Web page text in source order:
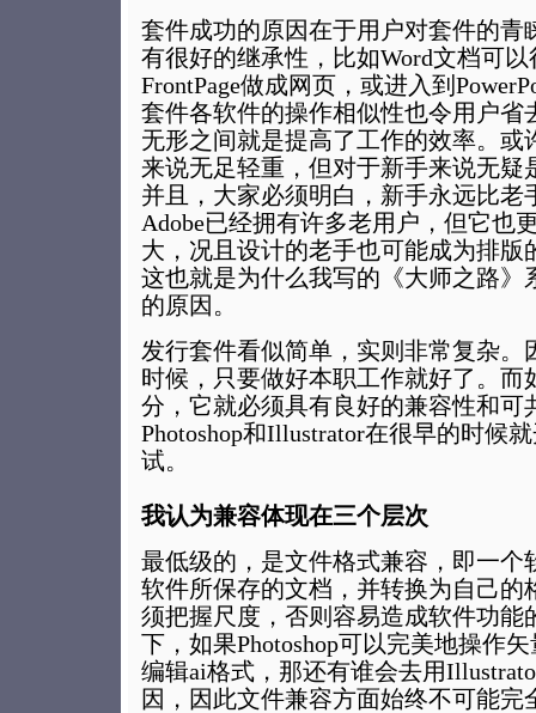
套件成功的原因在于用户对套件的青
有很好的继承性，比如Word文档可
FrontPage做成网页，或进入到
套件各软件的操作相似性也令用户省
无形之间就是提高了工作的效率。或
来说无足轻重，但对于新手来说无疑
并且，大家必须明白，新手永远比老
Adobe已经拥有许多老用户，但它也
大，况且设计的老手也可能成为排版
这也就是为什么我写的《大师之路》
的原因。
发行套件看似简单，实则非常复杂。
时候，只要做好本职工作就好了。而
分，它就必须具有良好的兼容性和可
Photoshop和Illustrator在很早的时候
试。
我认为兼容体现在三个层次
最低级的，是文件格式兼容，即一个
软件所保存的文档，并转换为自己的
须把握尺度，否则容易造成软件功能
下，如果Photoshop可以完美地操作
编辑ai格式，那还有谁会去用
因，因此文件兼容方面始终不可能完